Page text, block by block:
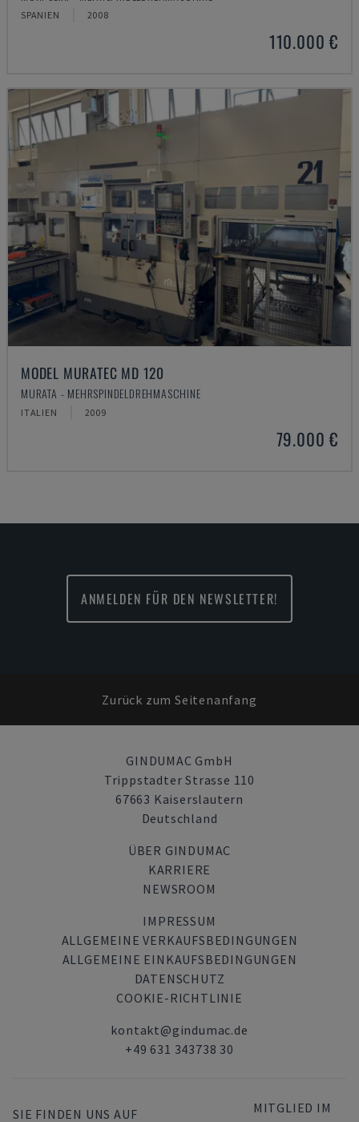
SPANIEN 2008
110.000 €
MODEL MURATEC MD 120
MURATA - MEHRSPINDELDREHMASCHINE
ITALIEN 2009
79.000 €
ANMELDEN FÜR DEN NEWSLETTER!
Zurück zum Seitenanfang
GINDUMAC GmbH
Trippstadter Strasse 110
67663 Kaiserslautern
Deutschland
ÜBER GINDUMAC
KARRIERE
NEWSROOM
IMPRESSUM
ALLGEMEINE VERKAUFSBEDINGUNGEN
ALLGEMEINE EINKAUFSBEDINGUNGEN
DATENSCHUTZ
COOKIE-RICHTLINIE
kontakt@gindumac.de
+49 631 343738 30
SIE FINDEN UNS AUF MITGLIED IM